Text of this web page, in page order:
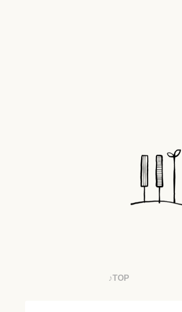
♪TOP